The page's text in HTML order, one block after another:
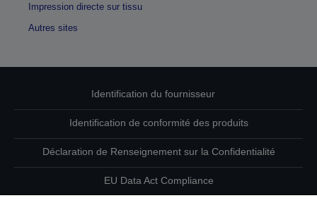
Impression directe sur tissu
Autres sites
Identification du fournisseur
Identification de conformité des produits
Déclaration de Renseignement sur la Confidentialité
EU Data Act Compliance